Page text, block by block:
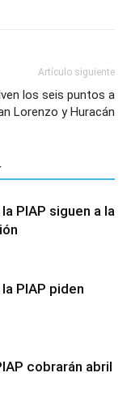
Artículo siguiente
los seis puntos a
Lorenzo y Huracán
PIAP siguen a la
PIAP piden
cobrarán abril